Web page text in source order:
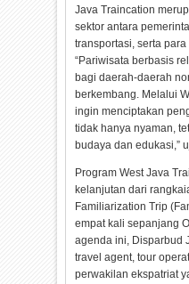
Java Traincation
sektor antara
transportasi, serta
“Pariwisata berbasis
bagi daerah-daerah
berkembang. Melalui
ingin menciptakan
tidak hanya nyaman,
budaya dan edukasi,”
Program West Java
kelanjutan dari
Familiarization Trip
empat kali sepanjang
agenda ini, Disparbud
travel agent, tour
perwakilan ekspatriat